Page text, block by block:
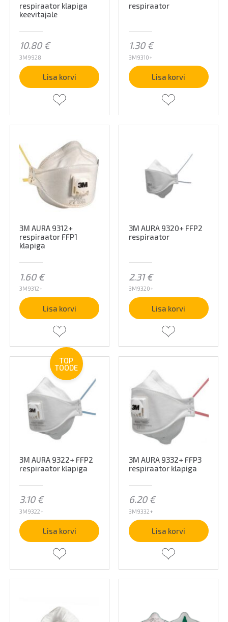
respiraator klapiga
keevitajale
10.80€
3M9928
Lisa korvi
respiraator
1.30€
3M9310+
Lisa korvi
3M AURA 9312+
respiraator FFP1
klapiga
1.60€
3M9312+
Lisa korvi
3M AURA 9320+ FFP2
respiraator
2.31€
3M9320+
Lisa korvi
3M AURA 9322+ FFP2
respiraator klapiga
TOP
TOODE
3.10€
3M9322+
Lisa korvi
3M AURA 9332+ FFP3
respiraator klapiga
6.20€
3M9332+
Lisa korvi